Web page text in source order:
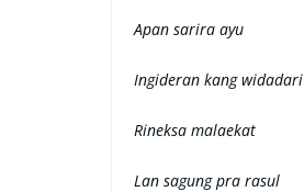
Apan sarira ayu
Ingideran kang widadari
Rineksa malaekat
Lan sagung pra rasul